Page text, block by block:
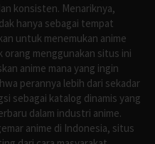
konsisten. Menariknya,
hanya sebagai tempat
untuk menemukan anime
orang menggunakan situs ini
anime mana yang ingin
perannya lebih dari sekadar
sebagai katalog dinamis yang
dalam industri anime.
anime di Indonesia, situs